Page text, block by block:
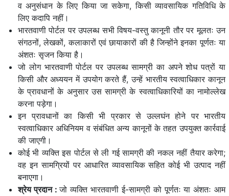
व अनुसंधान के लिए किया जा सकेगा, किसी व्यावसायिक गतिविधि के
लिए कदापि नहीं।
भारतवाणी पोर्टल पर उपलब्ध सभी विषय-वस्तु कानूनी तौर पर मूलतः उन
संगठनों, लेखकों, कलाकारों एवं छायाकारों की है जिन्होंने इनका पूर्णतः या
अंशतः सृजन किया है।
जो लोग भारतवाणी पोर्टल पर उपलब्ध सामग्री का अपने शोध पत्रों या
किसी और अध्ययन में उपयोग करते हैं, उन्हें भारतीय स्वत्वाधिकार कानून
के प्रावधानों के अनुसार उस सामग्री के स्वत्वाधिकारियों का नामोल्लेख
करना पड़ेगा।
इन प्रावधानों का किसी भी प्रकार से उल्लघंन होने पर भारतीय
स्वत्वाधिकार अधिनियम व संबंधित अन्य कानूनों के तहत उपयुक्त कार्रवाई
की जाएगी।
कोई भी व्यक्ति इस पोर्टल से ली गई सामग्री की नकल नहीं तैयार करेगा;
वह इन सामग्रियों पर आधारित व्यावसायिक सहित कोई भी उत्पाद नहीं
बनाएगा।
श्रेय प्रदान:जो व्यक्ति भारतवाणी ई-सामग्री को पूर्णतः या अंशतः आम